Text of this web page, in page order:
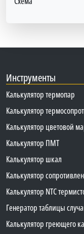
Инструменты
Калькулятор термопар
Калькулятор
Калькулятор цветовой
Калькулятор ПМТ
Калькулятор шкал
Калькулятор
Калькулятор NTC
Генератор таблицы
Калькулятор греющего